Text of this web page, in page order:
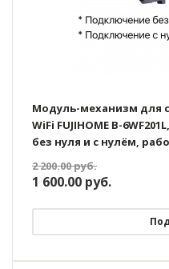
Модуль-механизм для
WiFi FUJIHOME B-
без нуля и с нулём,
2 200.00руб.
1 600.00 руб.